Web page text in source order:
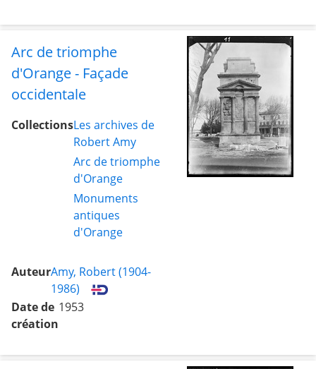
Arc de triomphe
d'Orange - Façade
occidentale
CollectionsLes archives de
Robert Amy
Arc de triomphe
d'Orange
Monuments
antiques
d'Orange
AuteurAmy, Robert (1904-
1986)
Date de
création
1953